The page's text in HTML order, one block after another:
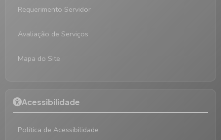
Requerimento Servidor
Avaliação de Serviços
Mapa do Site
Acessibilidade
Política de Acessibilidade